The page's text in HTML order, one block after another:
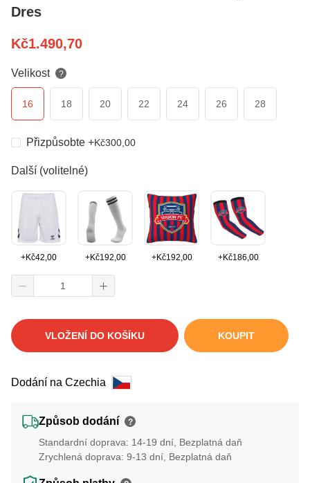
Dres
Kč1.490,70
Velikost ?
16 18 20 22 24 26 28
Přizpůsobte +Kč300,00
Další (volitelné)
+Kč42,00 +Kč192,00 +Kč192,00 +Kč186,00
VLOŽENÍ DO KOŠÍKU KOUPIT
Dodání na Czechia
Způsob dodání ?
Standardní doprava: 14-19 dní, Bezplatná daň
Zrychlená doprava: 9-13 dní, Bezplatná daň